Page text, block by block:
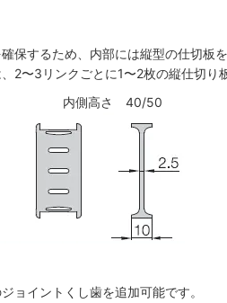
保するため、内部には縦型の仕切板
2〜3リンクごとに1〜2枚の縦仕切
内側高さ 40/50
ョイントくし歯を追加可能です。